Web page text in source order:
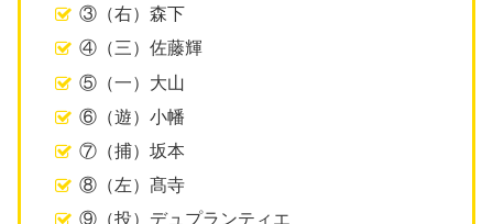
③（右）森下
④（三）佐藤輝
⑤（一）大山
⑥（遊）小幡
⑦（捕）坂本
⑧（左）髙寺
⑨（投）デュプランティエ